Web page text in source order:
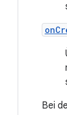
Bei